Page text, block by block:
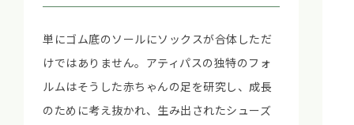
単にゴム底のソールにソックスが合体しただ
けではありません。アティパスの独特のフォ
ルムはそうした赤ちゃんの足を研究し、成長
のために考え抜かれ、生み出されたシューズ